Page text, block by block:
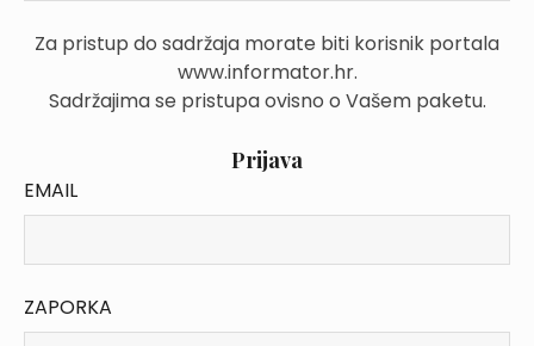
Za pristup do sadržaja morate biti korisnik portala
www.informator.hr.
Sadržajima se pristupa ovisno o Vašem paketu.
Prijava
EMAIL
ZAPORKA